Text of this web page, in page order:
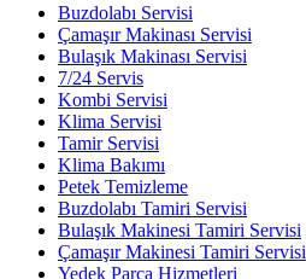
Buzdolabı Servisi
Çamaşır Makinası Servisi
Bulaşık Makinası Servisi
7/24 Servis
Kombi Servisi
Klima Servisi
Tamir Servisi
Klima Bakımı
Petek Temizleme
Buzdolabı Tamiri Servisi
Bulaşık Makinesi Tamiri Servisi
Çamaşır Makinesi Tamiri Servisi
Yedek Parça Hizmetleri